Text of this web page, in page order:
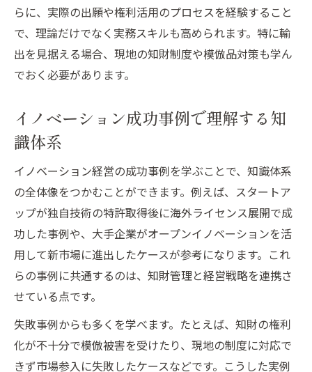
らに、実際の出願や権利活用のプロセスを経験すること
で、理論だけでなく実務スキルも高められます。特に輸
出を見据える場合、現地の知財制度や模倣品対策も学ん
でおく必要があります。
イノベーション成功事例で理解する知
識体系
イノベーション経営の成功事例を学ぶことで、知識体系
の全体像をつかむことができます。例えば、スタートア
ップが独自技術の特許取得後に海外ライセンス展開で成
功した事例や、大手企業がオープンイノベーションを活
用して新市場に進出したケースが参考になります。これ
らの事例に共通するのは、知財管理と経営戦略を連携さ
せている点です。
失敗事例からも多くを学べます。たとえば、知財の権利
化が不十分で模倣被害を受けたり、現地の制度に対応で
きず市場参入に失敗したケースなどです。こうした実例